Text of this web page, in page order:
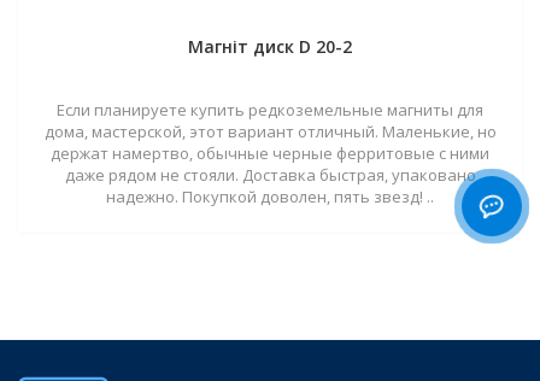
Магніт диск D 20-2
Если планируете купить редкоземельные магниты для
дома, мастерской, этот вариант отличный. Маленькие, но
держат намертво, обычные черные ферритовые с ними
даже рядом не стояли. Доставка быстрая, упаковано
надежно. Покупкой доволен, пять звезд! ..